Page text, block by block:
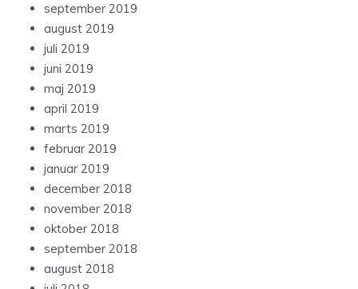
september 2019
august 2019
juli 2019
juni 2019
maj 2019
april 2019
marts 2019
februar 2019
januar 2019
december 2018
november 2018
oktober 2018
september 2018
august 2018